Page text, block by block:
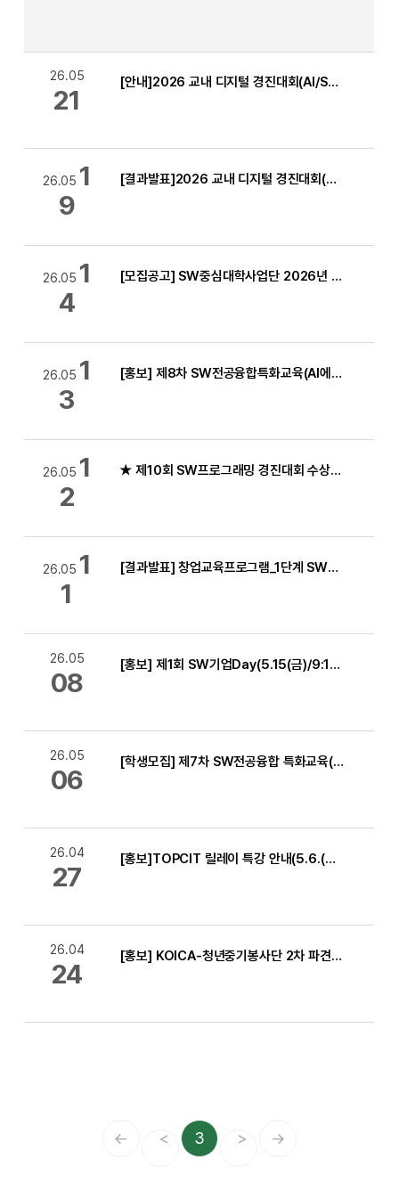
26.05
21
[안내]2026 교내 디지털 경진대회(AI/SW부문) 결과보고서 서식 및 평가지표 안내(SW부문 평가지표 변경)
26.05 1
9
[결과발표]2026 교내 디지털 경진대회(AI/SW부문) 서류 평가 결과 발표
26.05 1
4
[모집공고] SW중심대학사업단 2026년 하계 계절학기 인턴십(현장실습) 학생 모집
26.05 1
3
[홍보] 제8차 SW전공융합특화교육(AI에 대체되지 않는 나만의 키워드 찾기/Apple Developer Academy)
26.05 1
2
★ 제10회 SW프로그래밍 경진대회 수상자 발표 ☆
26.05 1
1
[결과발표] 창업교육프로그램_1단계 SW기업가정신캠프 및 창업아이디어 경진대회 결과 발표
26.05
08
[홍보] 제1회 SW기업Day(5.15(금)/9:15~12:00)
26.05
06
[학생모집] 제7차 SW전공융합 특화교육(AI Agent 이해와 Skill 개발 실습/교내 디지털경진대회 사전교육)
26.04
27
[홍보]TOPCIT 릴레이 특강 안내(5.6.(수) ~ 8.(금), Zoom)
26.04
24
[홍보] KOICA-청년중기봉사단 2차 파견 단원 모집 안내
← < 3 > →